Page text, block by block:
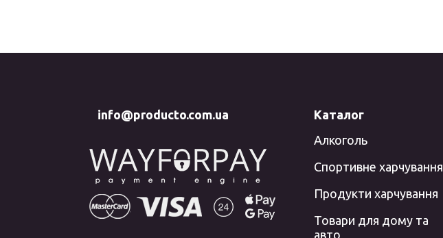
info@producto.com.ua
Каталог
Алкоголь
Спортивне харчування
Продукти харчування
Товари для дому та
авто